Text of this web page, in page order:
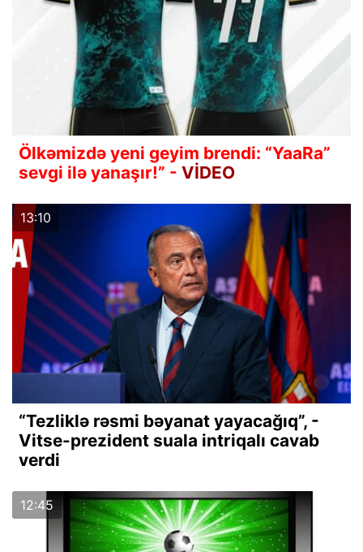
Ölkəmizdə yeni geyim brendi: “YaaRa”
sevgi ilə yanaşır!” - VİDEO
13:10
“Tezliklə rəsmi bəyanat yayacağıq”, -
Vitse-prezident suala intriqalı cavab
verdi
12:45